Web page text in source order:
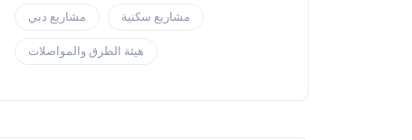
مشاريع دبي مشاريع سكنية
هيئة الطرق والمواصلات